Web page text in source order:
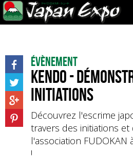
Évènement
Kendo -
initiations
Découvrez l'escrime
travers des initiations
l'association FUDOKAN
!